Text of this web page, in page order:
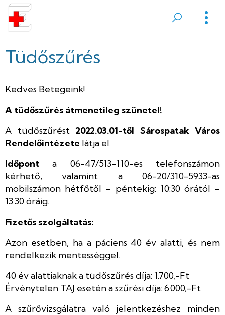
Ugrás
tartalomraSátoraljaújhelyi
Erzsébet
Tüdőszűrés
Kedves Betegeink!
A tüdőszűrés átmenetileg szünetel!
A tüdőszűrést 2022.03.01-től Sárospatak Város
Rendelőintézete látja el.
Időpont a 06-47/513-110-es telefonszámon
kérhető, valamint a 06-20/310-5933-as
mobilszámon hétfőtől – péntekig: 10:30 órától –
13:30 óráig.
Fizetős szolgáltatás:
Azon esetben, ha a páciens 40 év alatti, és nem
rendelkezik mentességgel.
40 év alattiaknak a tüdőszűrés díja: 1.700,-Ft
Érvénytelen TAJ esetén a szűrési díja: 6.000,-Ft
A szűrővizsgálatra való jelentkezéshez minden